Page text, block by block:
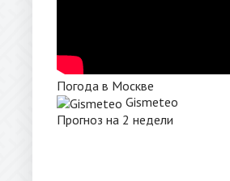
Погода в Москве
Gismeteo
Прогноз на 2 недели